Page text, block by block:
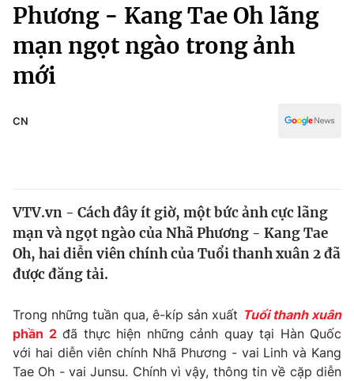
Chính trị
Xã hội
Tin tức
Thế giới đó đây
Câu chuyện quốc tế
Kinh tế
Tài chính
Góc doanh nghiệp
Dữ liệu và đời sống
Truyền hình
Phim VTV
Giải trí
Truyền hình
Văn hóa - Giải trí
Đời sống
Phương - Kang Tae Oh lãng
mạn ngọt ngào trong ảnh
mới
CN
VTV.vn - Cách đây ít giờ, một bức ảnh cực lãng
mạn và ngọt ngào của Nhã Phương - Kang Tae
Oh, hai diễn viên chính của Tuổi thanh xuân 2 đã
được đăng tải.
Trong những tuần qua, ê-kíp sản xuất Tuổi thanh xuân
phần 2đã thực hiện những cảnh quay tại Hàn Quốc
với hai diễn viên chính Nhã Phương - vai Linh và Kang
Tae Oh - vai Junsu. Chính vì vậy, thông tin về cặp diễn